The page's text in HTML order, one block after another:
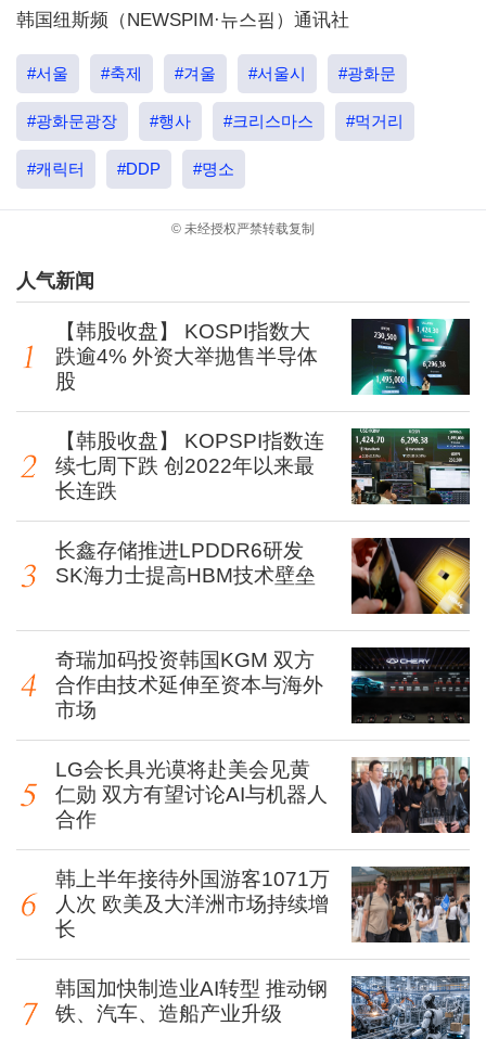
韩国纽斯频（NEWSPIM·뉴스핌）通讯社
#서울 #축제 #겨울 #서울시 #광화문
#광화문광장 #행사 #크리스마스 #먹거리
#캐릭터 #DDP #명소
© 未经授权严禁转载复制
人气新闻
【韩股收盘】 KOSPI指数大
跌逾4% 外资大举抛售半导体
股
【韩股收盘】 KOPSPI指数连
续七周下跌 创2022年以来最
长连跌
长鑫存储推进LPDDR6研发
SK海力士提高HBM技术壁垒
奇瑞加码投资韩国KGM 双方
合作由技术延伸至资本与海外
市场
LG会长具光谟将赴美会见黄
仁勋 双方有望讨论AI与机器人
合作
韩上半年接待外国游客1071万
人次 欧美及大洋洲市场持续增
长
韩国加快制造业AI转型 推动钢
铁、汽车、造船产业升级